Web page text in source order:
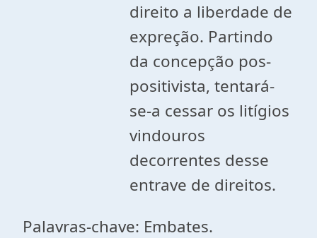
direito a liberdade de
expreção. Partindo
da concepção pos-
positivista, tentará-
se-a cessar os litígios
vindouros
decorrentes desse
entrave de direitos.
Palavras-chave: Embates.